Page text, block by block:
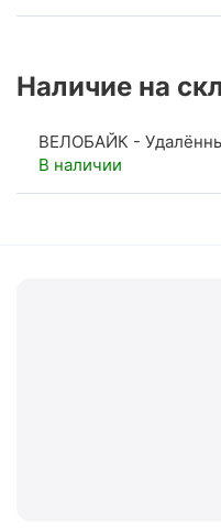
Наличие на
ВЕЛОБАЙК -
В наличии